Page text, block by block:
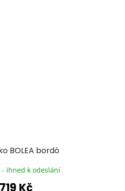
BOLEA bordó
- ihned k odeslání
719 Kč